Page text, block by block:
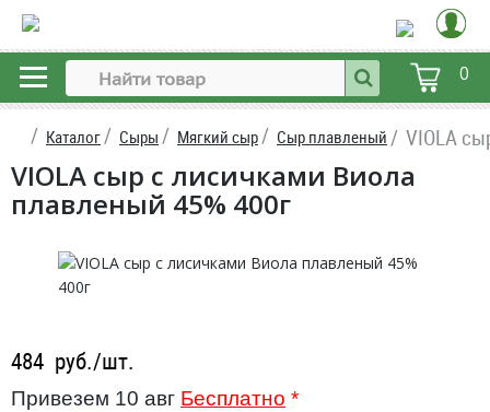
0
Каталог Сыры Мягкий сыр Сыр плавленый VIOLA
VIOLA сыр с лисичками Виола
плавленый 45% 400г
484 руб./шт.
Привезем 10 авг Бесплатно *